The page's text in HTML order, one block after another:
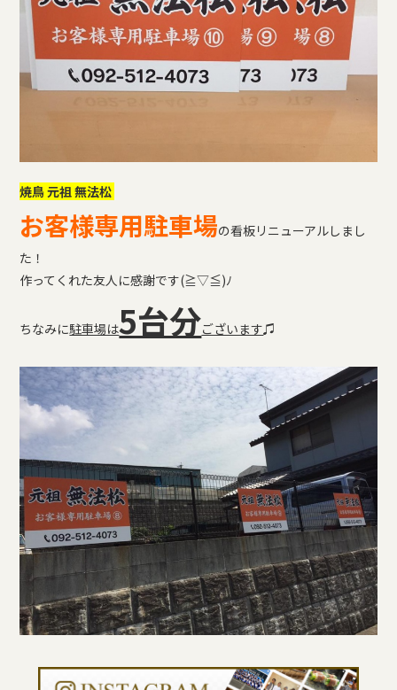
焼鳥 元祖 無法松
お客様専用駐車場の看板リニューアルしまし
た！
作ってくれた友人に感謝です(≧▽≦)ﾉ
ちなみに駐車場は5台分ございます♫